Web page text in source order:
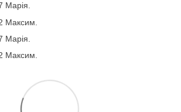
Марія.
Максим.
Марія.
Максим.